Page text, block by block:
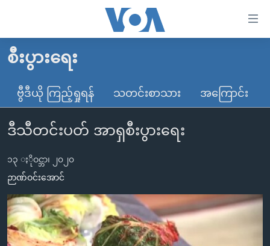
လွယ်ကူ
သည့်
Link
များ
ပင်မ
အကြောင်းအရာ
ကျော်
ကြည့်
ရန်
မူလစာမျက်နှာ
မြန်မာ
ကမ္ဘာ့သတင်းများ
နိုင်ငံတကာ
တရုတ်
အစ္စရေး-ပါလက်စတိုင်း
ဗွီဒီယို
ရပ်ဝန်းတခု လမ်းတခု အလွန်
အင်္ဂလိပ်စာလေ့လာမယ်
အမေရိကန်သုံးအီဒီယံ
မကြေးမုံရဲ့ အင်္ဂလိပ်စာ
အပတ်စဉ်ကဏ္ဍများ
ရေဒီယို
ရေဒီယိုနှင့်ရုပ်သံ အချက်အလက်များ
စီးပွားရေး
ဗွီဒီယို ကြည့်ရှုရန် သတင်းစာသား အကြောင်း
ဒီသီတင်းပတ် အာရှစီးပွားရေး
၁၃ ႏိုဝင္ဘာ၊ ၂၀၂၀
ဉာဏ်ဝင်းအောင်